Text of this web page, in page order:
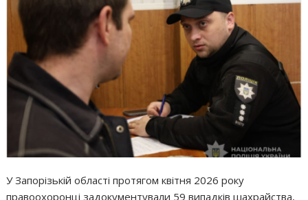
У Запорізькій області протягом квітня 2026 року
правоохоронці задокументували 59 випадків шахрайства,